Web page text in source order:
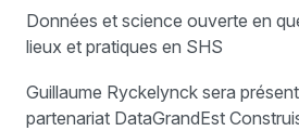
Données et science ouverte en
lieux et pratiques en SHS
Guillaume Ryckelynck sera
partenariat DataGrandEst